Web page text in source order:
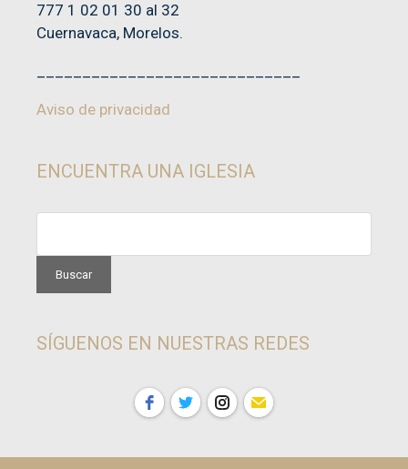
777 1 02 01 30 al 32
Cuernavaca, Morelos.
Aviso de privacidad
ENCUENTRA UNA IGLESIA
SÍGUENOS EN NUESTRAS REDES